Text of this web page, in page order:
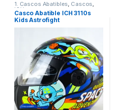
1. Cascos Abatibles, Cascos,
ICH
Casco Abatible ICH 3110s
Kids Astrofight